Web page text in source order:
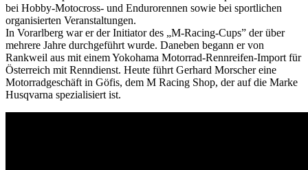
bei Hobby-Motocross- und Endurorennen sowie bei sportlichen
organisierten Veranstaltungen.
In Vorarlberg war er der Initiator des „M-Racing-Cups” der über
mehrere Jahre durchgeführt wurde. Daneben begann er von
Rankweil aus mit einem Yokohama Motorrad-Rennreifen-Import für
Österreich mit Renndienst. Heute führt Gerhard Morscher eine
Motorradgeschäft in Göfis, dem M Racing Shop, der auf die Marke
Husqvarna spezialisiert ist.